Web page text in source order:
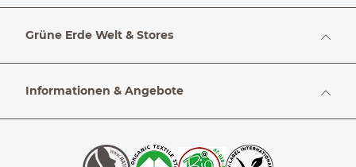
Grüne Erde Welt & Stores
Informationen & Angebote